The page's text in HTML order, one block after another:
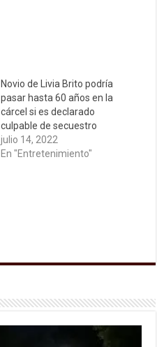
Novio de Livia Brito podría
pasar hasta 60 años en la
cárcel si es declarado
culpable de secuestro
julio 14, 2022
En "Entretenimiento"